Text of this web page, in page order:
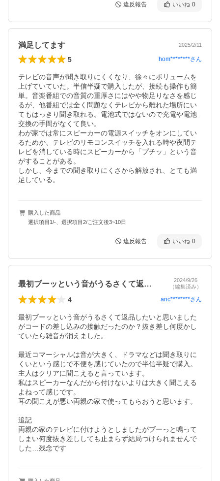
違反報告 いいね 0
満足してます 2025/2/11
5 hom********さん
テレビの音声が聞き取りにくくなり、徐々にボリュームを
上げていていた。半信半疑で購入したが、接続も操作も簡
単。音楽番組での音質の重厚さにはやや物足りなさを感じ
るが、他番組では全く問題なくテレビから離れた場所にい
てもはっきり聞き取れる。電池式ではないので充電や電池
交換の手間がなくて良い。
わが家では常にスピーカーの電源スイッチをオンにしてい
るためか、テレビのリモコンスイッチを入れる時や夜間テ
レビを消している時にスピーカーから「プチッ」という音
がすることがある。
しかし、今までの聞き取りにくさから解放され、とても満
購入した商品
選択項目1/-、選択項目2/ご注文後3~10日
違反報告 いいね 0
最初ブーッという音がうるさくて返品した…
2024/9/26
（編集済み）
4 anc********さん
最初ブーッという音がうるさくて返品したいと思いました
がコードの差し込みの接触だったのか？抜き差し何度かし
ていたら雑音が消えました。
最近コマーシャルは音が大きく、ドラマなどは聞き取りに
くいという感じで不便を感じていたので半信半疑で購入。
主人はクリアに聞こえると言っています。
私はスピーカーなんだから付けないよりは大きく聞こえる
よねって感じです。
耳の聞こえが悪い両親の家で使ってもらおうと思います。
追記
両親の家のテレビに付けようとしましたがブーっと鳴って
しまい何度抜き差ししても止まらず結局つけられませんで
した…残念です